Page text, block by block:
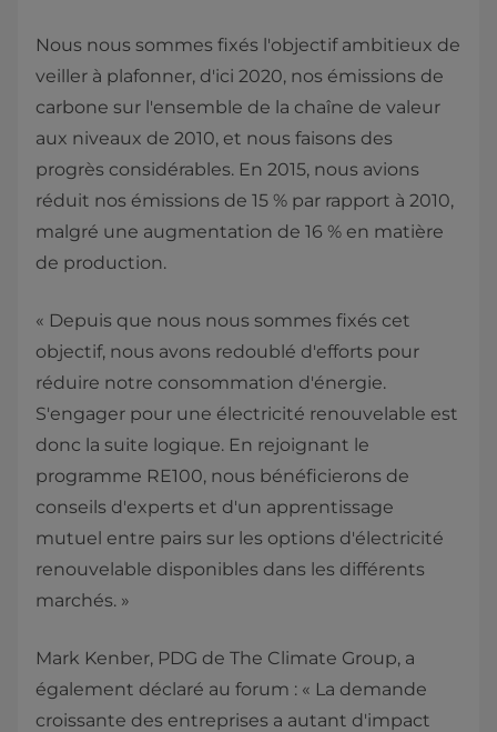
Nous nous sommes fixés l'objectif ambitieux de
veiller à plafonner, d'ici 2020, nos émissions de
carbone sur l'ensemble de la chaîne de valeur
aux niveaux de 2010, et nous faisons des
progrès considérables. En 2015, nous avions
réduit nos émissions de 15 % par rapport à 2010,
malgré une augmentation de 16 % en matière
de production.
« Depuis que nous nous sommes fixés cet
objectif, nous avons redoublé d'efforts pour
réduire notre consommation d'énergie.
S'engager pour une électricité renouvelable est
donc la suite logique. En rejoignant le
programme RE100, nous bénéficierons de
conseils d'experts et d'un apprentissage
mutuel entre pairs sur les options d'électricité
renouvelable disponibles dans les différents
marchés. »
Mark Kenber, PDG de The Climate Group, a
également déclaré au forum : « La demande
croissante des entreprises a autant d'impact